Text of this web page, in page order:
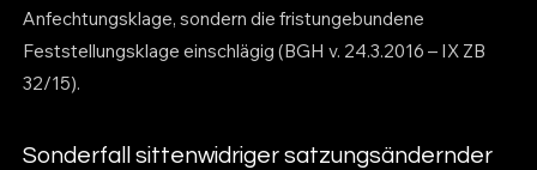
Anfechtungsklage, sondern die fristungebundene
Feststellungsklage einschlägig (BGH v. 24.3.2016 – IX ZB
32/15).
Sonderfall sittenwidriger satzungsändernder